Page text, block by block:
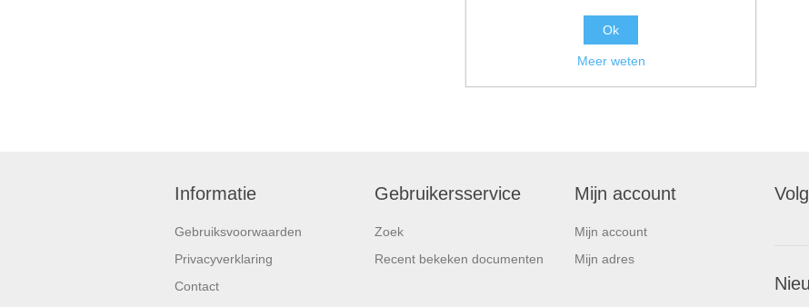
Informatie
Gebruiksvoorwaarden
Privacyverklaring
Contact
Gebruikersservice
Zoek
Recent bekeken documenten
Mijn account
Mijn account
Mijn adres
Ok
Meer weten